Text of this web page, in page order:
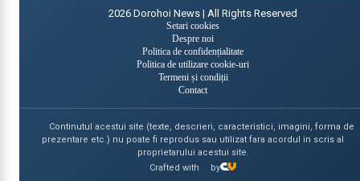
2026 Dorohoi News | All Rights Reserved
Setari cookies
Despre noi
Politica de confidențialitate
Politica de utilizare cookie-uri
Termeni și condiții
Contact
Continutul acestui site (texte, descrieri, caracteristici, imagini, forma de
prezentare etc.) nu poate fi reprodus sau utilizat fara acordul in scris al
proprietarului acestui site.
Crafted with
by